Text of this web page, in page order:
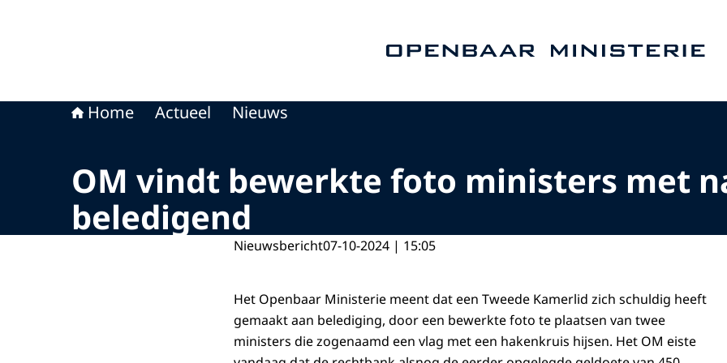
Home Actueel Nieuws
OM vindt bewerkte foto ministers met
beledigend
Nieuwsbericht07-10-2024 | 15:05
Het Openbaar Ministerie meent dat een Tweede Kamerlid zich schuldig heeft
gemaakt aan belediging, door een bewerkte foto te plaatsen van twee
ministers die zogenaamd een vlag met een hakenkruis hijsen. Het OM eiste